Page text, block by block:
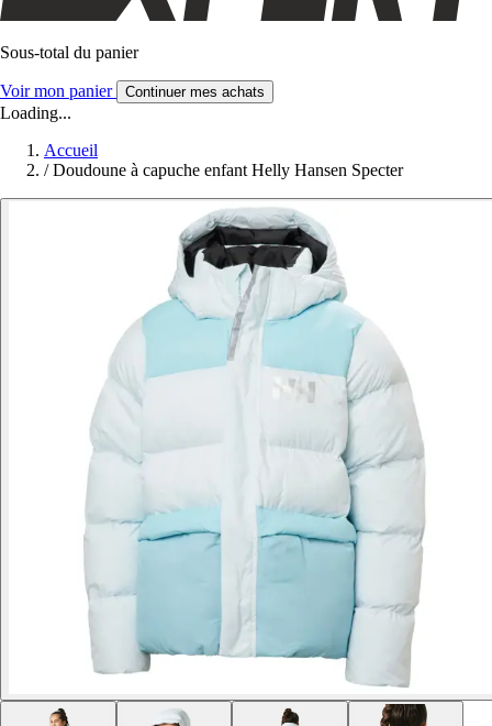
Sous-total du panier
Voir mon panier Continuer mes achats
Loading...
Accueil
/ Doudoune à capuche enfant Helly Hansen Specter